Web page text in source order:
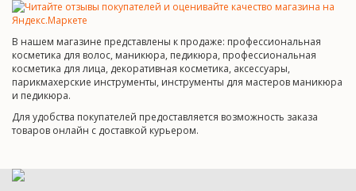
В нашем магазине представлены к продаже: профессиональная
косметика для волос, маникюра, педикюра, профессиональная
косметика для лица, декоративная косметика, аксессуары,
парикмахерские инструменты, инструменты для мастеров маникюра
и педикюра.
Для удобства покупателей предоставляется возможность заказа
товаров онлайн с доставкой курьером.